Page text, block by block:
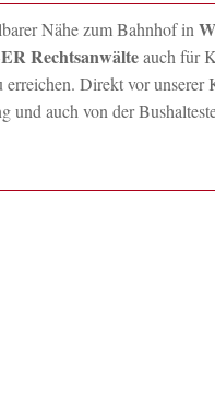
Nähe zum Bahnhof in
Rechtsanwälteauch für
Direkt vor unserer
und auch von der